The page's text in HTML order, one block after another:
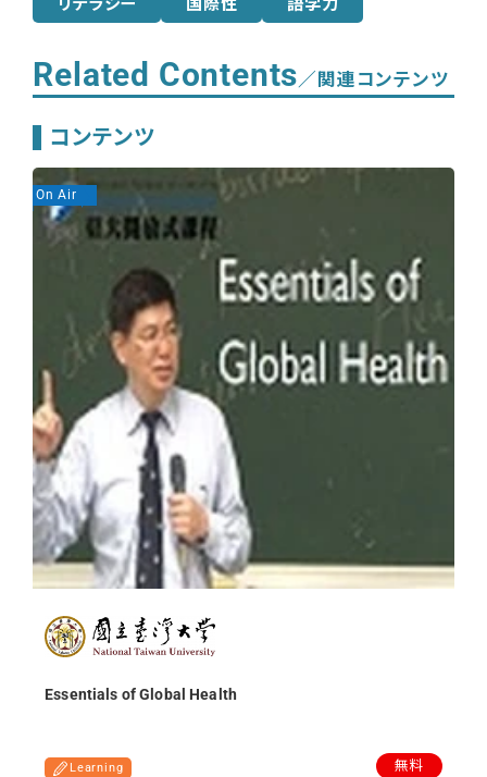
リテラシー 国際性 語学力
Related Contents／関連コンテンツ
コンテンツ
Essentials of Global Health
Learning 無料
On Air